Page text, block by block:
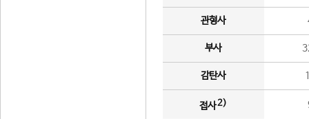
관형사
부사
감탄사
접사2)